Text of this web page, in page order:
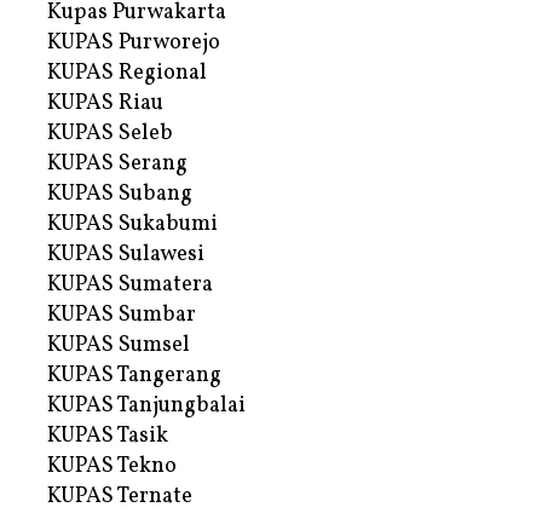
Kupas Purwakarta
KUPAS Purworejo
KUPAS Regional
KUPAS Riau
KUPAS Seleb
KUPAS Serang
KUPAS Subang
KUPAS Sukabumi
KUPAS Sulawesi
KUPAS Sumatera
KUPAS Sumbar
KUPAS Sumsel
KUPAS Tangerang
KUPAS Tanjungbalai
KUPAS Tasik
KUPAS Tekno
KUPAS Ternate